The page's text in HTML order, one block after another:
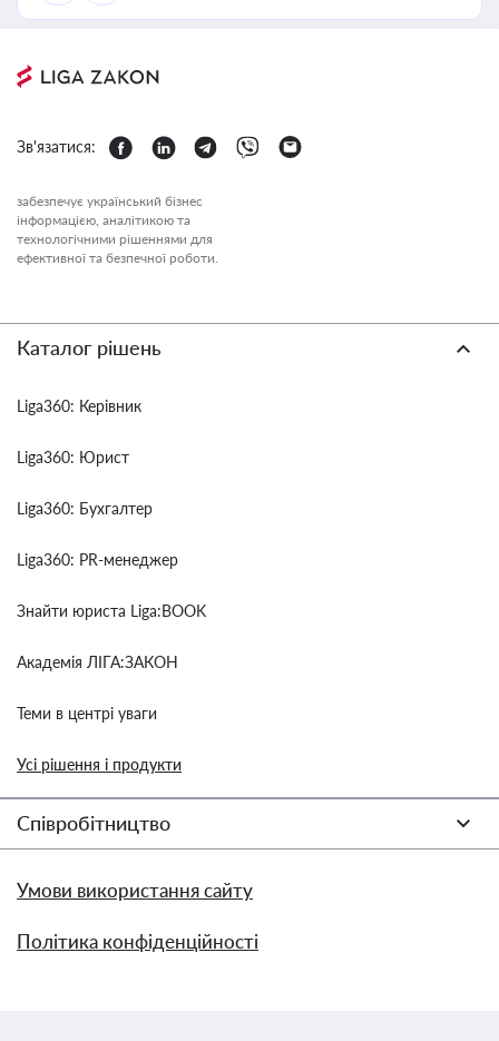
Зв'язатися:
забезпечує український бізнес
інформацією, аналітикою та
технологічними рішеннями для
ефективної та безпечної роботи.
Каталог рішень
Liga360: Керівник
Liga360: Юрист
Liga360: Бухгалтер
Liga360: PR-менеджер
Знайти юриста Liga:BOOK
Академія ЛІГА:ЗАКОН
Теми в центрі уваги
Усі рішення і продукти
Співробітництво
Умови використання сайту
Політика конфіденційності